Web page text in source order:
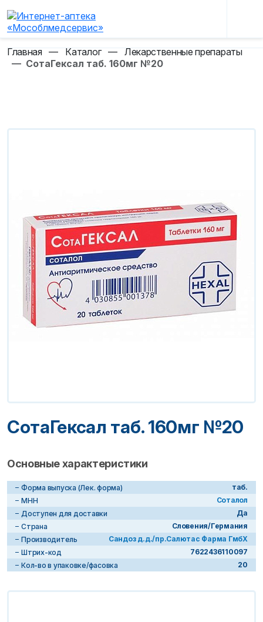
Главная — Каталог — Лекарственные препараты
— СотаГексал таб. 160мг №20
СотаГексал таб. 160мг №20
Основные характеристики
Форма выпуска (Лек. форма)
таб.
МНН
Соталол
Доступен для доставки
Да
Страна
Словения/Германия
Производитель
Сандоз д.д./пр.Салютас Фарма ГмбХ
Штрих-код
7622436110097
Кол-во в упаковке/фасовка
20